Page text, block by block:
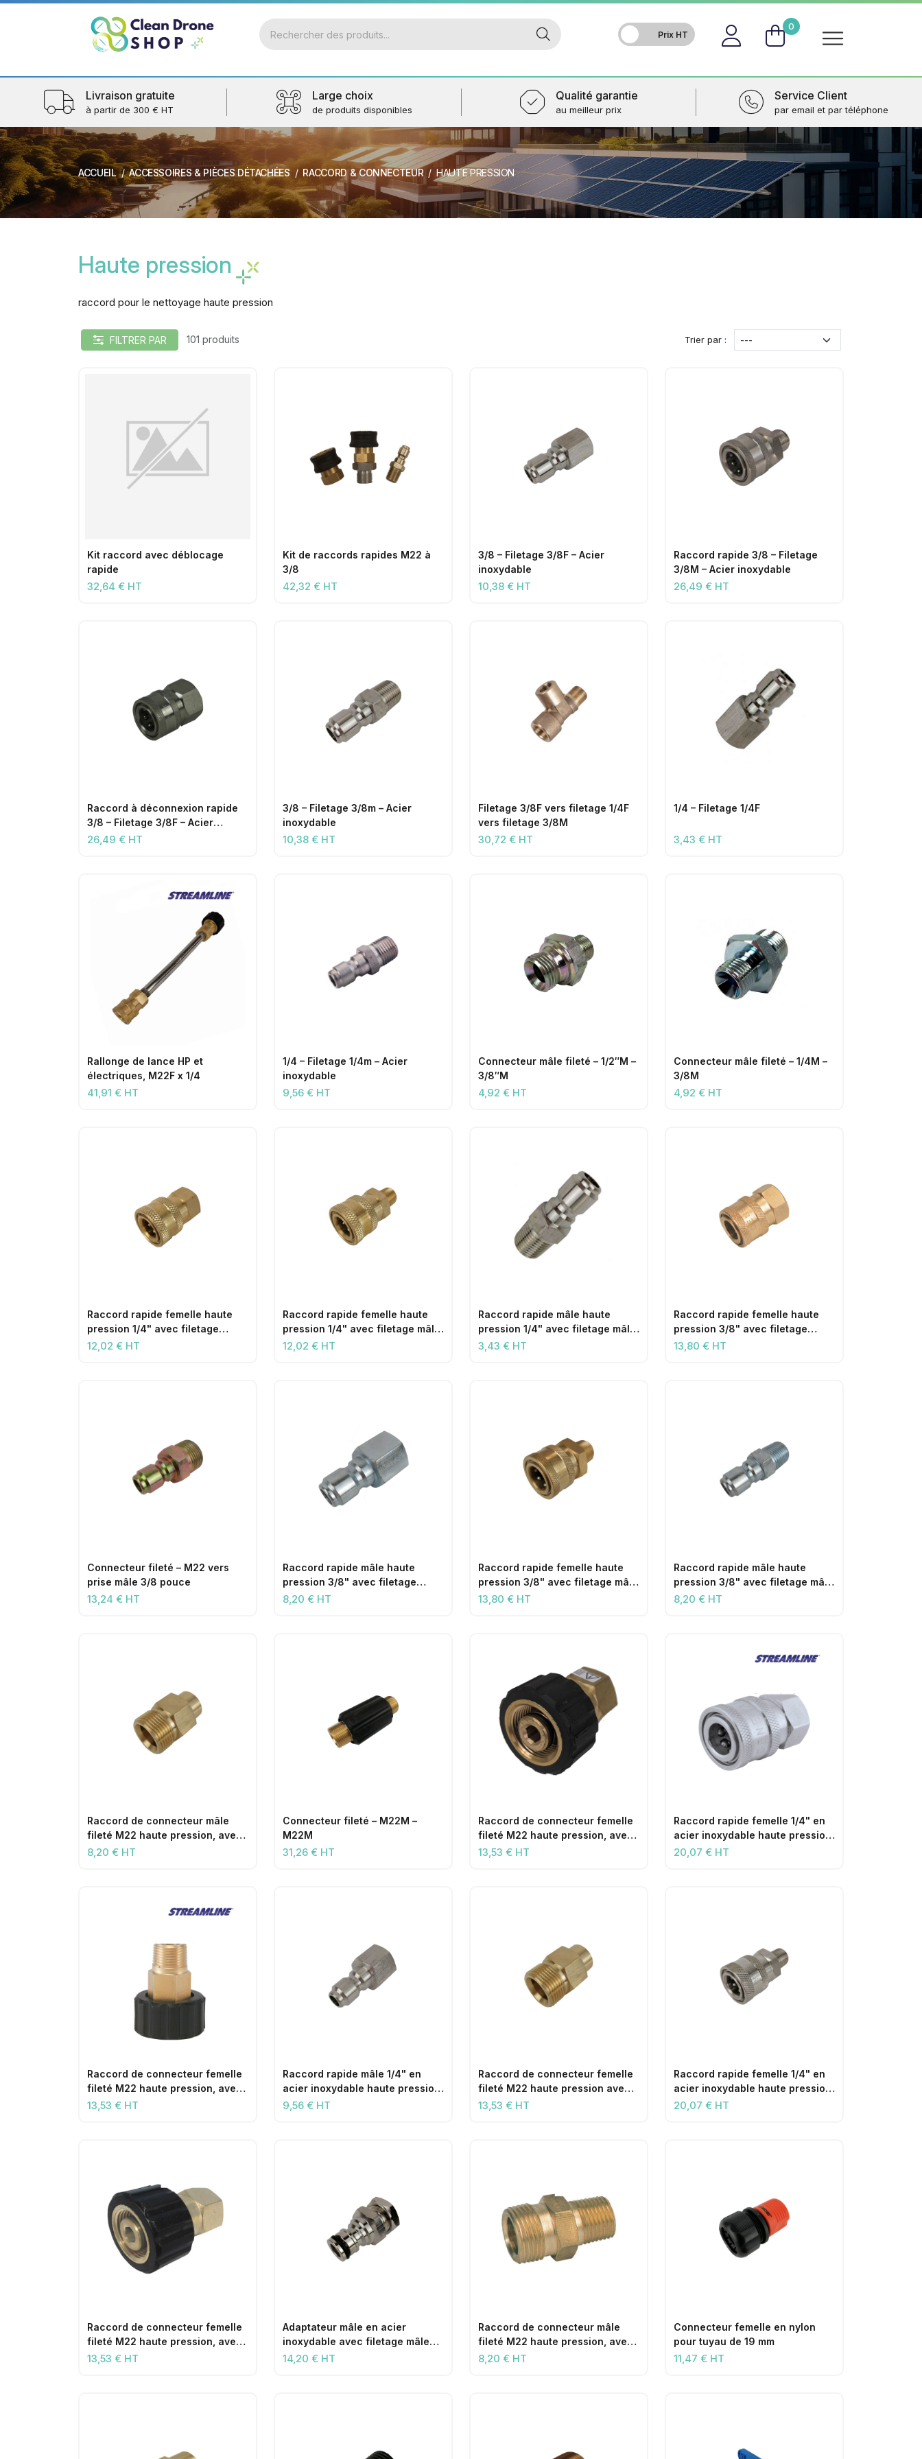
0
Livraison gratuite
à partir de 300 € HT
Large choix
de produits disponibles
Qualité garantie
au meilleur prix
Service Client
par email et par téléphone
ACCUEIL ACCESSOIRES & PIÈCES DÉTACHÉES RACCORD & CONNECTEUR HAUTE PRESSION
Haute pression
raccord pour le nettoyage haute pression
FILTRER PAR 101 produits Trier par :
Kit raccord avec déblocage
rapide
32,64 € HT
Kit de raccords rapides M22 à
3/8
42,32 € HT
3/8 – Filetage 3/8F – Acier
inoxydable
10,38 € HT
Raccord rapide 3/8 – Filetage
3/8M – Acier inoxydable
26,49 € HT
Raccord à déconnexion rapide
3/8 – Filetage 3/8F – Acier
inoxydable
26,49 € HT
3/8 – Filetage 3/8m – Acier
inoxydable
10,38 € HT
Filetage 3/8F vers filetage 1/4F
vers filetage 3/8M
30,72 € HT
1/4 – Filetage 1/4F
3,43 € HT
Rallonge de lance HP et
électriques, M22F x 1/4
41,91 € HT
1/4 – Filetage 1/4m – Acier
inoxydable
9,56 € HT
Connecteur mâle fileté – 1/2″M –
3/8″M
4,92 € HT
Connecteur mâle fileté – 1/4M –
3/8M
4,92 € HT
Raccord rapide femelle haute
pression 1/4" avec filetage
femelle 1/4"
12,02 € HT
Raccord rapide femelle haute
pression 1/4" avec filetage mâle
1/4"
12,02 € HT
Raccord rapide mâle haute
pression 1/4" avec filetage mâle
1/4"
3,43 € HT
Raccord rapide femelle haute
pression 3/8" avec filetage
femelle 3/8"
13,80 € HT
Connecteur fileté – M22 vers
prise mâle 3/8 pouce
13,24 € HT
Raccord rapide mâle haute
pression 3/8" avec filetage
femelle 3/8"
8,20 € HT
Raccord rapide femelle haute
pression 3/8" avec filetage mâle
3/8"
13,80 € HT
Raccord rapide mâle haute
pression 3/8" avec filetage mâle
3/8"
8,20 € HT
Raccord de connecteur mâle
fileté M22 haute pression, avec
filetage femelle 1/4 pouce
8,20 € HT
Connecteur fileté – M22M –
M22M
31,26 € HT
Raccord de connecteur femelle
fileté M22 haute pression, avec
filetage femelle 1/4 pouce
13,53 € HT
Raccord rapide femelle 1/4" en
acier inoxydable haute pression,
avec filetage femelle 1/4"
20,07 € HT
Raccord de connecteur femelle
fileté M22 haute pression, avec
filetage mâle 1/4 pouce
13,53 € HT
Raccord rapide mâle 1/4" en
acier inoxydable haute pression,
avec filetage mâle 1/4"
9,56 € HT
Raccord de connecteur femelle
fileté M22 haute pression avec
filetage mâle 3/8"
13,53 € HT
Raccord rapide femelle 1/4" en
acier inoxydable haute pression,
avec filetage mâle 1/4"
20,07 € HT
Raccord de connecteur femelle
fileté M22 haute pression, avec
filetage femelle 3/8 pouce
13,53 € HT
Adaptateur mâle en acier
inoxydable avec filetage mâle
1/2 et écrou de blocage
14,20 € HT
Raccord de connecteur mâle
fileté M22 haute pression, avec
filetage mâle 1/4 pouce
8,20 € HT
Connecteur femelle en nylon
pour tuyau de 19 mm
11,47 € HT